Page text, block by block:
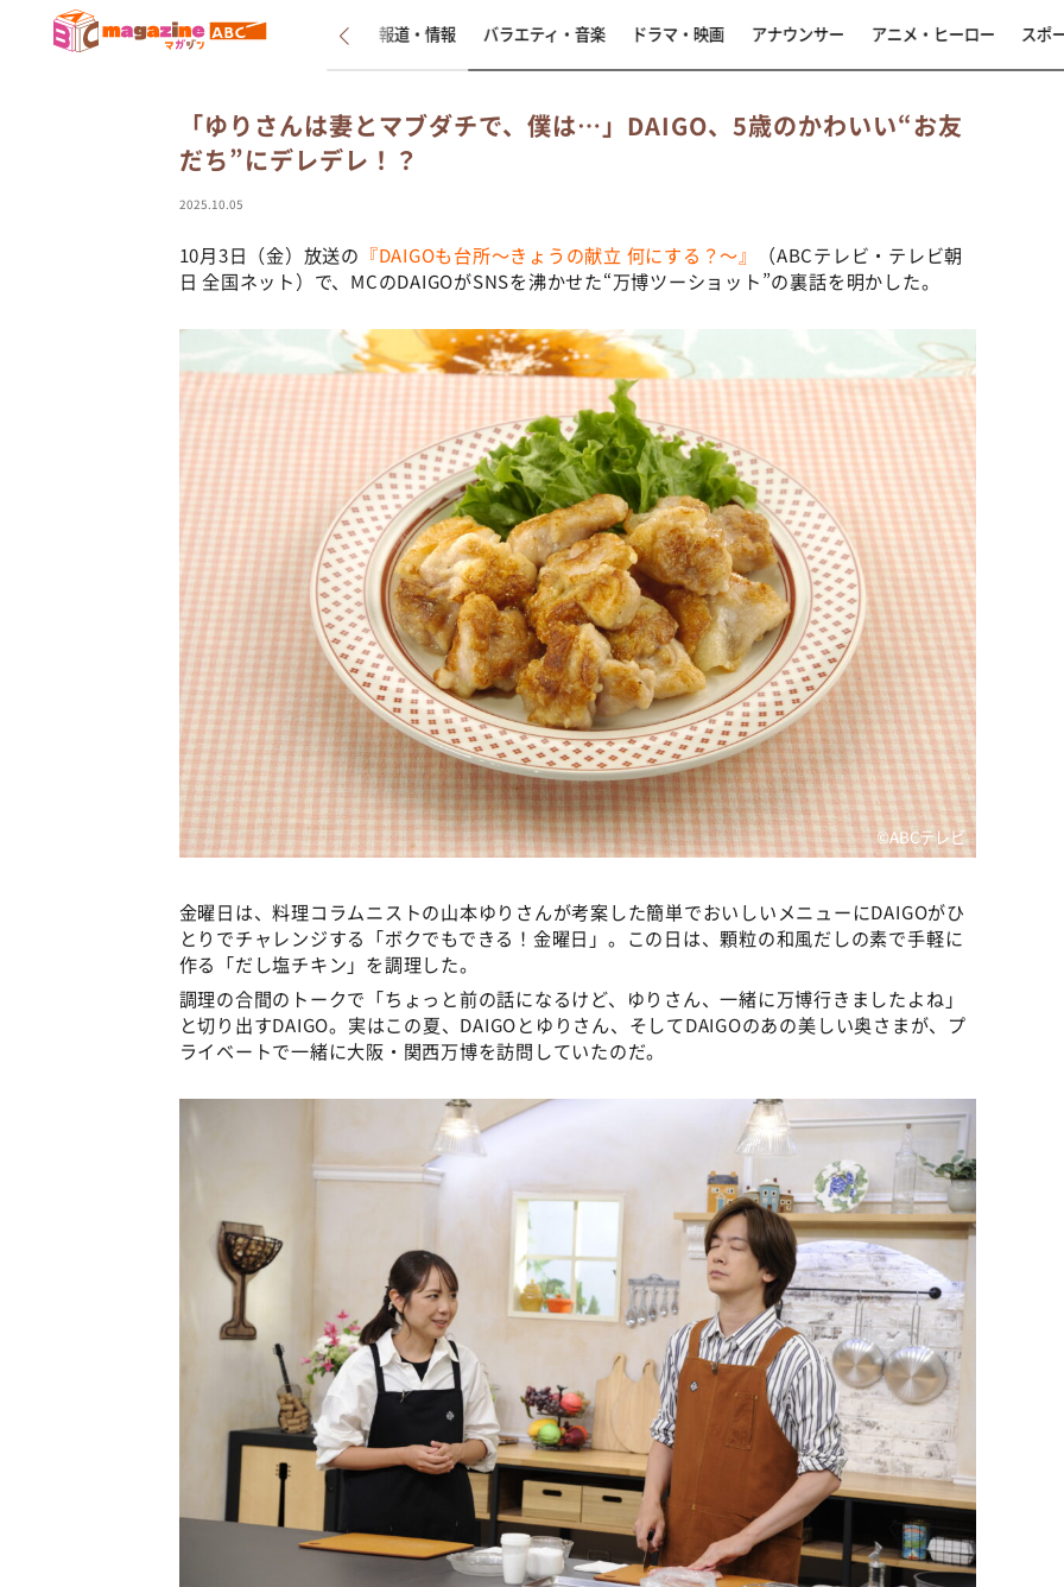
新着 インタビュー 報道・情報 バラエティ・音楽 ドラマ・映画 アナウンサー アニメ・ヒーロー スポ
「ゆりさんは妻とマブダチで、僕は…」DAIGO、5歳のかわいい“お友
だち”にデレデレ！？
2025.10.05
10月3日（金）放送の 『DAIGOも台所～きょうの献立 何にする？～』
（ABCテレビ・テレビ朝
日 全国ネット）で、MCのDAIGOがSNSを沸かせた“万博ツーショット”の裏話を明かした。
©ABCテレビ
金曜日は、料理コラムニストの山本ゆりさんが考案した簡単でおいしいメニューにDAIGOがひ
とりでチャレンジする「ボクでもできる！金曜日」。この日は、顆粒の和風だしの素で手軽に
作る「だし塩チキン」を調理した。
調理の合間のトークで「ちょっと前の話になるけど、ゆりさん、一緒に万博行きましたよね」
と切り出すDAIGO。実はこの夏、DAIGOとゆりさん、そしてDAIGOのあの美しい奥さまが、プ
ライベートで一緒に大阪・関西万博を訪問していたのだ。